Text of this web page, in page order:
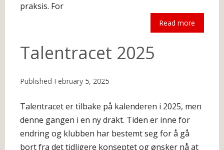
praksis. For
Read more
Talentracet 2025
Published February 5, 2025
Talentracet er tilbake på kalenderen i 2025, men
denne gangen i en ny drakt. Tiden er inne for
endring og klubben har bestemt seg for å gå
bort fra det tidligere konseptet og ønsker nå at